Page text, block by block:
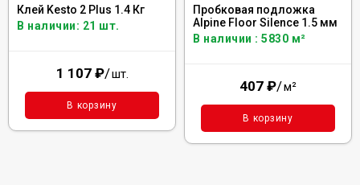
Клей Kesto 2 Plus 1.4 Кг
В наличии: 21 шт.
1 107 ₽/шт.
В корзину
Пробковая подложка
Alpine Floor Silence 1.5 мм
В наличии : 5830 м²
407 ₽/м²
В корзину